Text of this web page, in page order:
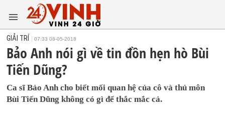
GIẢI TRÍ 07:33 08-05-2018
Bảo Anh nói gì về tin đồn hẹn hò Bùi
Tiến Dũng?
Ca sĩ Bảo Anh cho biết mối quan hệ của cô và thủ môn
Bùi Tiến Dũng không có gì để thắc mắc cả.